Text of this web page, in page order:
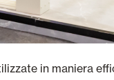
in maniera